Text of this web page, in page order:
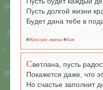
Пусть долгой жизни
Будет дана тебе в
#Женские имена #Аня
Светлана, пусть
Покажется даже, что
Но счастье заполнит